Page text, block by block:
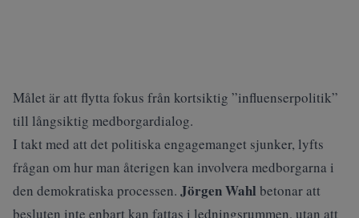
Målet är att flytta fokus från kortsiktig ”influenserpolitik”
till långsiktig medborgardialog.
I takt med att det politiska engagemanget sjunker, lyfts
frågan om hur man återigen kan involvera medborgarna i
den demokratiska processen. Jörgen Wahl betonar att
besluten inte enbart kan fattas i ledningsrummen, utan att